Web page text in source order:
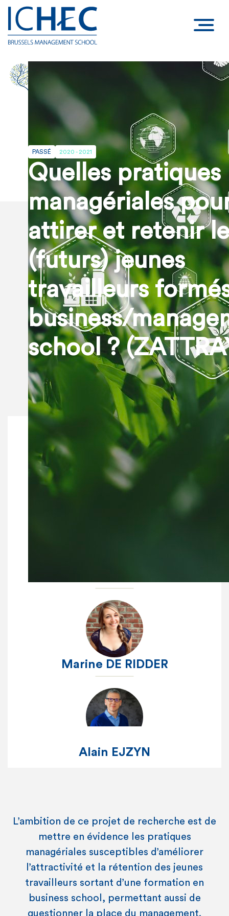
Quelles pratiques
managériales
attirer et retenir
(futurs) jeunes
travailleurs
business/
school ?
PASSÉ 2020 - 2021
Anne ROUSSEAU
Marine DE RIDDER
Alain EJZYN
L’ambition de ce projet de recherche est de
mettre en évidence les pratiques
managériales susceptibles d’améliorer
l’attractivité et la rétention des jeunes
travailleurs sortant d’une formation en
business school, permettant aussi de
questionner la place du management.